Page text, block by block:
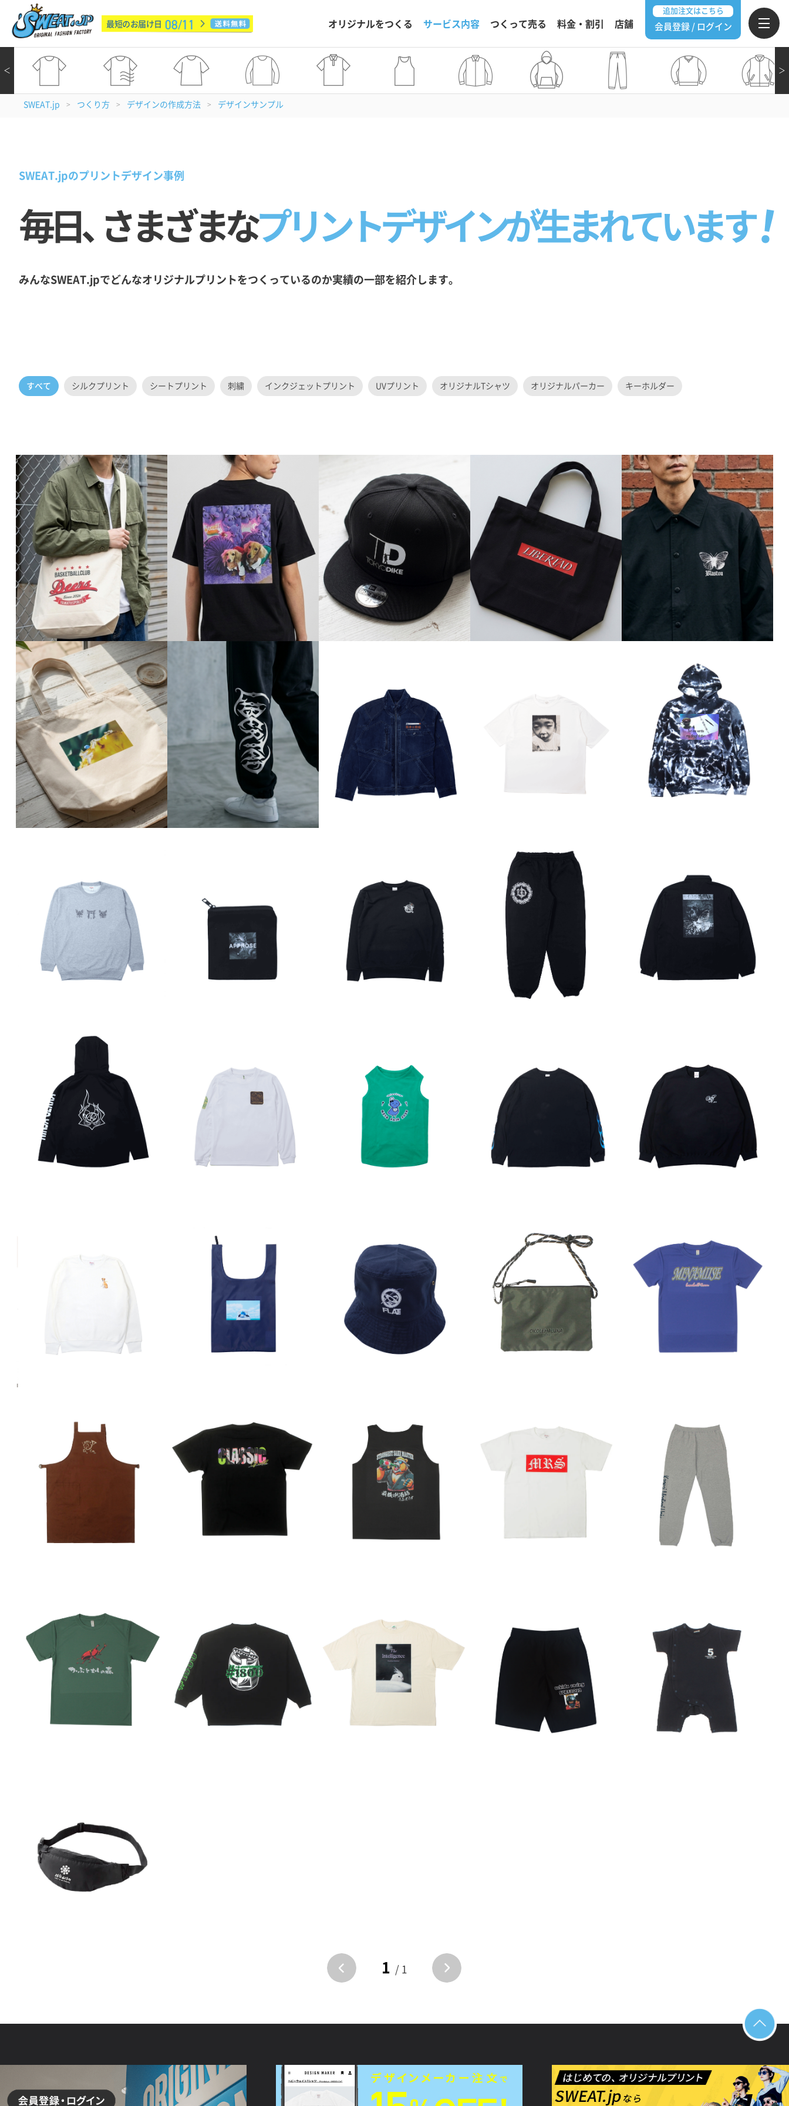
最短のお届け日 08/11 オリジナルをつくる サービス内容 つくって売る 料金・割引 店舗
追加注文はこちら
会員登録 / ログイン
＞
＜
SWEAT.jp > つくり方 > デザインの作成方法 > デザインサンプル
SWEAT.jpのプリントデザイン事例
毎日、 さまざまなプリントデザインが生まれています
みんなSWEAT.jpでどんなオリジナルプリントをつくっているのか実績の一部を紹介します。
すべて シルクプリント シートプリント 刺繍 インクジェットプリント UVプリント オリジナルTシャツ オリジナルパーカー キーホルダー
1 / 1